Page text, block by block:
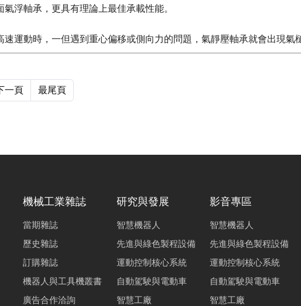
浮軸承，更具有理論上最佳承載性能。
速運動時，一但遇到重心偏移或側向力的問題，氣靜壓軸承就會出現
承分布對於結構的關係。
一頁 最尾頁
機械工業雜誌
當期雜誌
歷史雜誌
訂購雜誌
機器人與工具機叢書
廣告合作洽詢
研究與發展
智慧機器人
先進與綠色製程設備
運動控制核心系統
自動駕駛與電動車
智慧工廠
影音專區
智慧機器人
先進與綠色製程設備
運動控制核心系統
自動駕駛與電動車
智慧工廠